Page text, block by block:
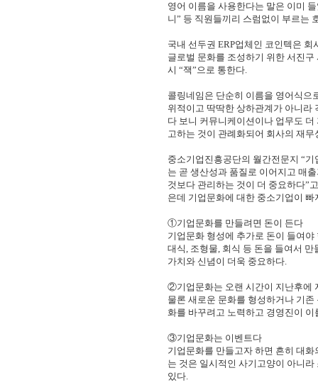
영어 이름을 사용한다는 말은 이미
니” 등 직원들끼리 스럼없이 부르는
국내 선두권 ERP업체인 코인텍은
글로벌 문화를 조성하기 위한 서진
시 “잭”으로 통한다.
콜링네임은 단순히 이름을 영어식
위적이고 딱딱한 상하관계가 아니라
다 보니 커뮤니케이션이나 업무도 더
고하는 것이 관례화되어 회사의 재
중소기업진흥공단의 월간전문지 “
는 곧 생산성과 품질로 이어지고 매
것보다 관리하는 것이 더 중요하다”
은데 기업문화에 대한 중소기업이
①기업문화를 만들려면 돈이 든다
기업문화 형성에 추가로 돈이 들여
대식, 조형물, 회식 등 돈을 들여서 만
가치와 신념이 더욱 중요하다.
②기업문화는 오랜 시간이 지난후에
물론 새로운 문화를 형성하거나 기
화를 바꾸려고 노력하고 경영진이 이
③기업문화는 이벤트다
기업문화를 만들고자 하면 흔히 대
는 것은 일시적인 사기고양이 아니라
있다.